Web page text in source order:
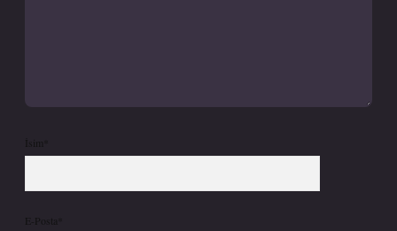
İsim*
E-Posta*